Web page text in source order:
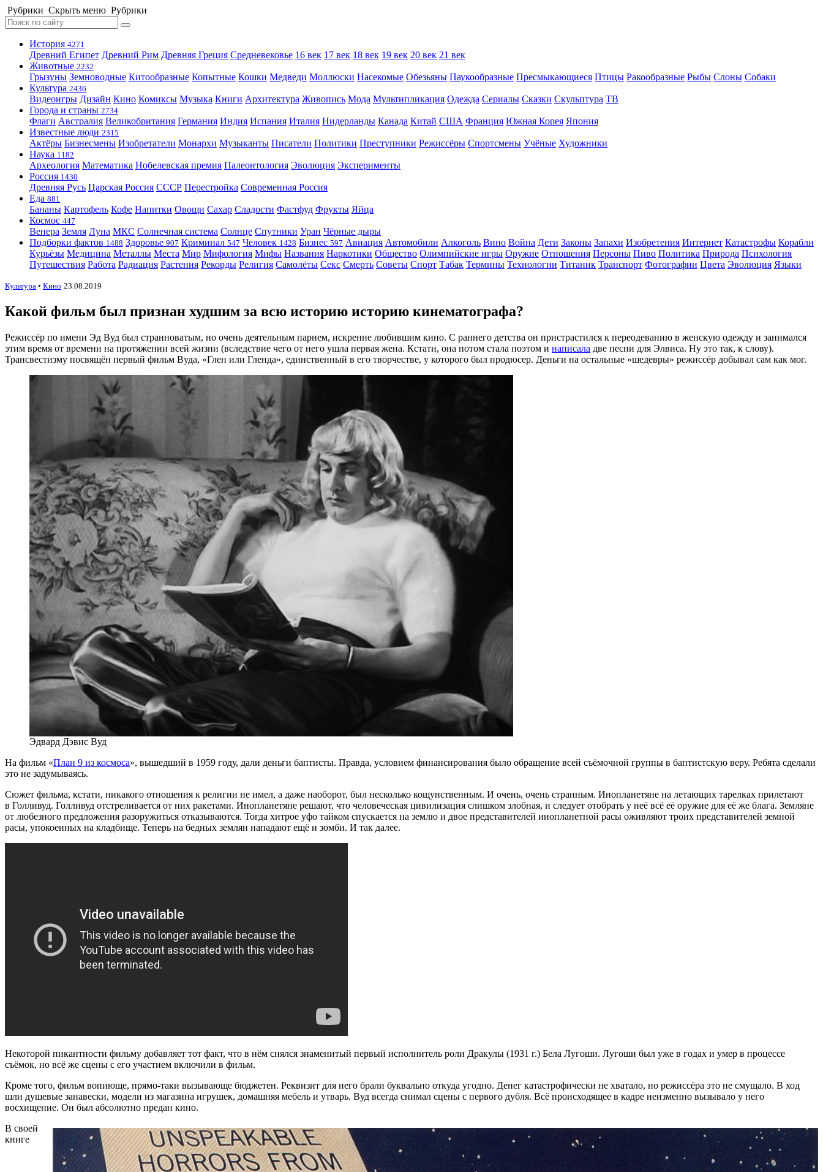
Рубрики Скрыть меню Рубрики
История 4271
Древний Египет Древний Рим Древняя Греция Средневековье 16 век 17 век 18 век 19 век 20 век 21 век
Животные 2232
Грызуны Земноводные Китообразные Копытные Кошки Медведи Моллюски Насекомые Обезьяны Паукообразные Пресмыкающиеся Птицы Ракообразные Рыбы Слоны Собаки
Культура 2436
Видеоигры Дизайн Кино Комиксы Музыка Книги Архитектура Живопись Мода Мультипликация Одежда Сериалы Сказки Скульптура ТВ
Города и страны 2734
Флаги Австралия Великобритания Германия Индия Испания Италия Нидерланды Канада Китай США Франция Южная Корея Япония
Известные люди 2315
Актёры Бизнесмены Изобретатели Монархи Музыканты Писатели Политики Преступники Режиссёры Спортсмены Учёные Художники
Наука 1182
Археология Математика Нобелевская премия Палеонтология Эволюция Эксперименты
Россия 1430
Древняя Русь Царская Россия СССР Перестройка Современная Россия
Еда 881
Бананы Картофель Кофе Напитки Овощи Сахар Сладости Фастфуд Фрукты Яйца
Космос 447
Венера Земля Луна МКС Солнечная система Солнце Спутники Уран Чёрные дыры
Подборки фактов 1488 Здоровье 907 Криминал 547 Человек 1428 Бизнес 597 Авиация Автомобили Алкоголь Вино Война Дети Законы Запахи Изобретения Интернет Катастрофы Корабли
Курьёзы Медицина Металлы Места Мир Мифология Мифы Названия Наркотики Общество Олимпийские игры Оружие Отношения Персоны Пиво Политика Природа Психология
Путешествия Работа Радиация Растения Рекорды Религия Самолёты Секс Смерть Советы Спорт Табак Термины Технологии Титаник Транспорт Фотографии Цвета Эволюция Языки
Культура • Кино 23.08.2019
Какой фильм был признан худшим за всю историю историю кинематографа?
Режиссёр по имени Эд Вуд был странноватым, но очень деятельным парнем, искренне любившим кино. С раннего детства он пристрастился к переодеванию в женскую одежду и занимался
этим время от времени на протяжении всей жизни (вследствие чего от него ушла первая жена. Кстати, она потом стала поэтом и написала две песни для Элвиса. Ну это так, к слову).
Трансвестизму посвящён первый фильм Вуда, «Глен или Гленда», единственный в его творчестве, у которого был продюсер. Деньги на остальные «шедевры» режиссёр добывал сам как мог.
Эдвард Дэвис Вуд
На фильм «План 9 из космоса», вышедший в 1959 году, дали деньги баптисты. Правда, условием финансирования было обращение всей съёмочной группы в баптистскую веру. Ребята сделали
это не задумываясь.
Сюжет фильма, кстати, никакого отношения к религии не имел, а даже наоборот, был несколько кощунственным. И очень, очень странным. Инопланетяне на летающих тарелках прилетают
в Голливуд. Голливуд отстреливается от них ракетами. Инопланетяне решают, что человеческая цивилизация слишком злобная, и следует отобрать у неё всё её оружие для её же блага. Земляне
от любезного предложения разоружиться отказываются. Тогда хитрое уфо тайком спускается на землю и двое представителей инопланетной расы оживляют троих представителей земной
расы, упокоенных на кладбище. Теперь на бедных землян нападают ещё и зомби. И так далее.
Некоторой пикантности фильму добавляет тот факт, что в нём снялся знаменитый первый исполнитель роли Дракулы (1931 г.) Бела Лугоши. Лугоши был уже в годах и умер в процессе
съёмок, но всё же сцены с его участием включили в фильм.
Кроме того, фильм вопиюще, прямо-таки вызывающе бюджетен. Реквизит для него брали буквально откуда угодно. Денег катастрофически не хватало, но режиссёра это не смущало. В ход
шли душевые занавески, модели из магазина игрушек, домашняя мебель и утварь. Вуд всегда снимал сцены с первого дубля. Всё происходящее в кадре неизменно вызывало у него
восхищение. Он был абсолютно предан кино.
В своей
книге